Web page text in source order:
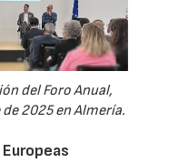
del Foro Anual,
2025 en Almería.